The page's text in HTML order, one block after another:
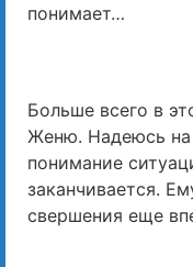
понимает…
Больше всего в
Женю. Надеюсь на
понимание
заканчивается.
свершения еще